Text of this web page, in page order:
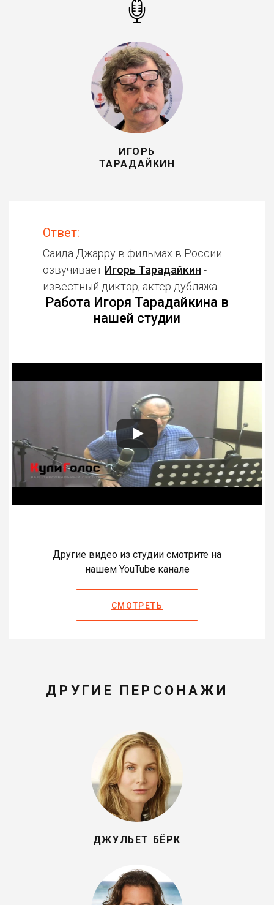
ИГОРЬ
ТАРАДАЙКИН
Ответ:
Саида Джарру в фильмах в России
озвучивает Игорь Тарадайкин -
известный диктор, актер дубляжа.
Работа Игоря Тарадайкина в
нашей студии
Другие видео из студии смотрите на
нашем YouTube канале
СМОТРЕТЬ
ДРУГИЕ ПЕРСОНАЖИ
ДЖУЛЬЕТ БЁРК